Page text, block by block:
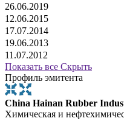
26.06.2019
12.06.2015
17.07.2014
19.06.2013
11.07.2012
Показать все Скрыть
Профиль эмитента
China Hainan Rubber
Химическая и